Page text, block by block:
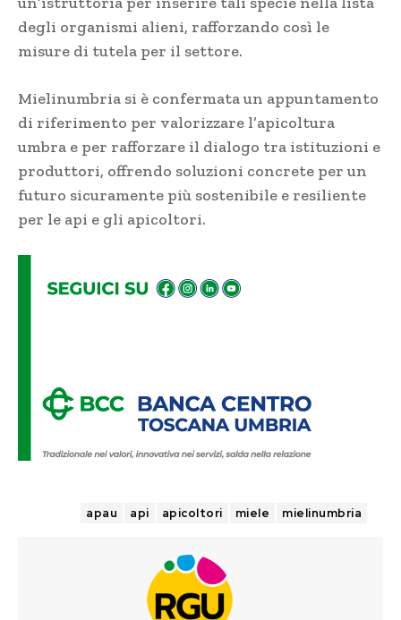
degli organismi alieni, rafforzando così le
misure di tutela per il settore.
Mielinumbria si è confermata un appuntamento
di riferimento per valorizzare l’apicoltura
umbra e per rafforzare il dialogo tra istituzioni e
produttori, offrendo soluzioni concrete per un
futuro sicuramente più sostenibile e resiliente
per le api e gli apicoltori.
apau api apicoltori miele mielinumbria